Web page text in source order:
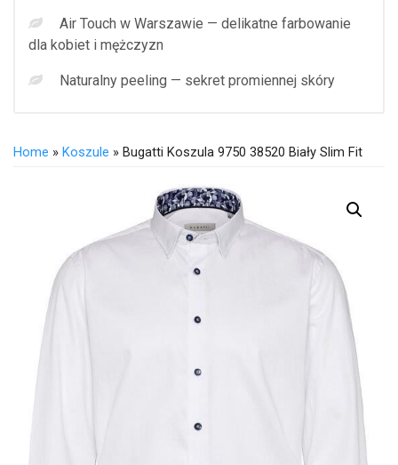
Air Touch w Warszawie — delikatne farbowanie
dla kobiet i mężczyzn
Naturalny peeling — sekret promiennej skóry
Home » Koszule » Bugatti Koszula 9750 38520 Biały Slim Fit